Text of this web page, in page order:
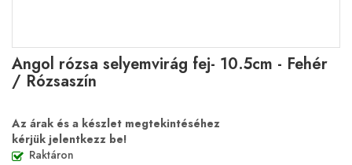
Angol rózsa selyemvirág fej- 10.5cm - Fehér
/ Rózsaszín
Az árak és a készlet megtekintéséhez
kérjük jelentkezz be!
Raktáron
Ugrás
a
képgaléria